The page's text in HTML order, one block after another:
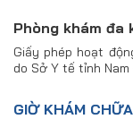
Phòng khám đa
Giấy phép hoạt
do Sở Y tế tỉnh
GIỜ KHÁM